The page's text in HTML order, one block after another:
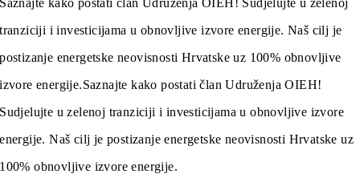
Saznajte kako postati član Udruženja OIEH! Sudjelujte u zelenoj
tranziciji i investicijama u obnovljive izvore energije. Naš cilj je
postizanje energetske neovisnosti Hrvatske uz 100% obnovljive
izvore energije.Saznajte kako postati član Udruženja OIEH!
Sudjelujte u zelenoj tranziciji i investicijama u obnovljive izvore
energije. Naš cilj je postizanje energetske neovisnosti Hrvatske uz
100% obnovljive izvore energije.